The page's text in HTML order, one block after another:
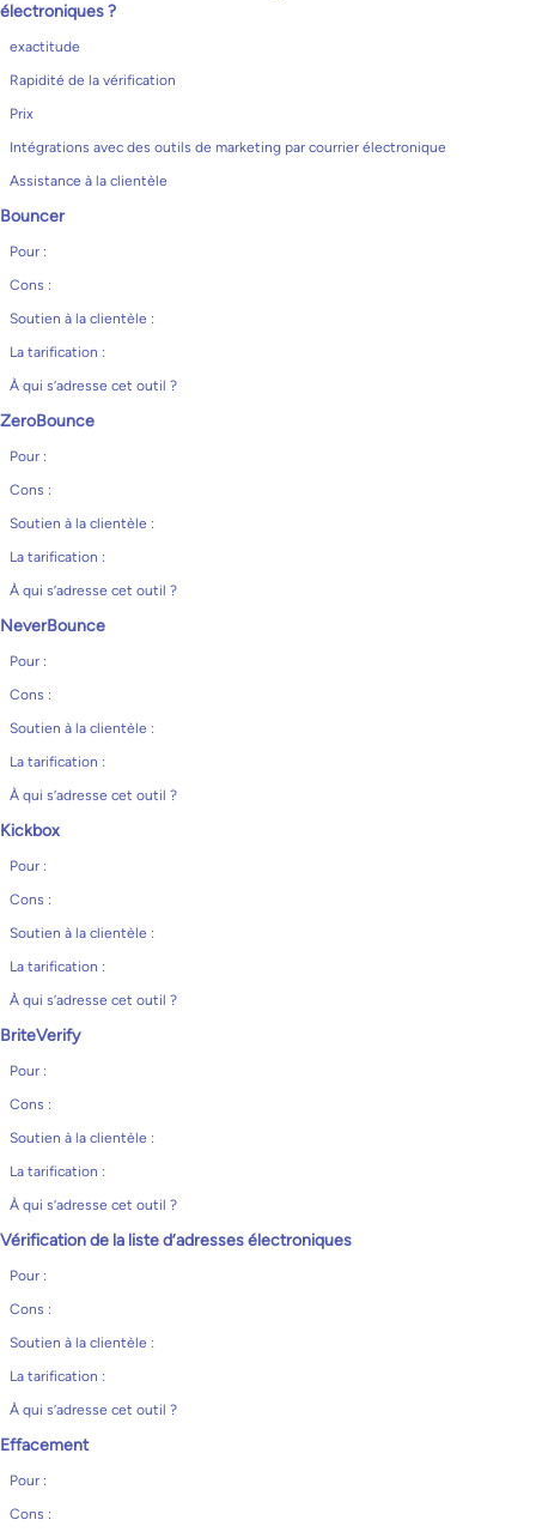
électroniques ?
exactitude
Rapidité de la vérification
Prix
Intégrations avec des outils de marketing par courrier électronique
Assistance à la clientèle
Bouncer
Pour :
Cons :
Soutien à la clientèle :
La tarification :
À qui s’adresse cet outil ?
ZeroBounce
Pour :
Cons :
Soutien à la clientèle :
La tarification :
À qui s’adresse cet outil ?
NeverBounce
Pour :
Cons :
Soutien à la clientèle :
La tarification :
À qui s’adresse cet outil ?
Kickbox
Pour :
Cons :
Soutien à la clientèle :
La tarification :
À qui s’adresse cet outil ?
BriteVerify
Pour :
Cons :
Soutien à la clientèle :
La tarification :
À qui s’adresse cet outil ?
Vérification de la liste d’adresses électroniques
Pour :
Cons :
Soutien à la clientèle :
La tarification :
À qui s’adresse cet outil ?
Effacement
Pour :
Cons :